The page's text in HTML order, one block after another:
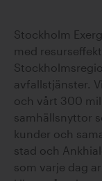
Stockholm
med
avfallstjänster.
och vårt 300
samhällsnyttor
kunder och
stad och
som varje dag